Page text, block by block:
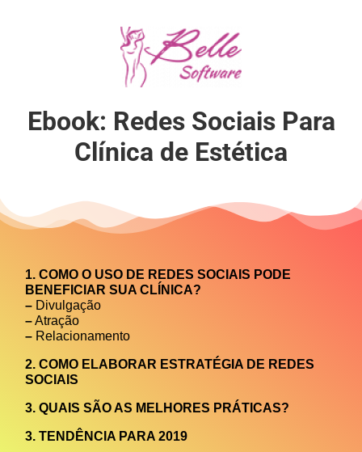
Ebook: Redes Sociais Para
Clínica de Estética
1. COMO O USO DE REDES SOCIAIS PODE
BENEFICIAR SUA CLÍNICA?
– Divulgação
–Atração
– Relacionamento
2. COMO ELABORAR ESTRATÉGIA DE REDES
SOCIAIS
3. QUAIS SÃO AS MELHORES PRÁTICAS?
3. TENDÊNCIA PARA 2019